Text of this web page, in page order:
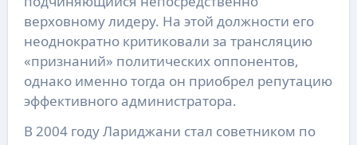
верховному лидеру. На этой должности его
неоднократно критиковали за трансляцию
«признаний» политических оппонентов,
однако именно тогда он приобрел репутацию
эффективного администратора.
В 2004 году Лариджани стал советником по